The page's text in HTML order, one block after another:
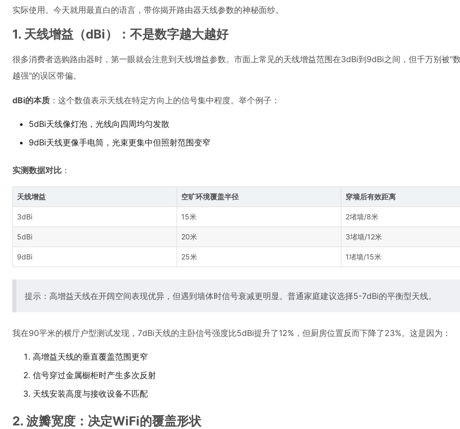
实际使用。今天就用最直白的语言，带你揭开路由器天线参数的神秘面纱。
1. 天线增益（dBi）：不是数字越大越好
很多消费者选购路由器时，第一眼就会注意到天线增益参数。市面上常见的天线增益范围在3dBi到9dBi之间，但千万别被"
越强"的误区带偏。
dBi的本质 ：这个数值表示天线在特定方向上的信号集中程度。举个例子：
5dBi天线像灯泡，光线向四周均匀发散
9dBi天线更像手电筒，光束更集中但照射范围变窄
实测数据对比 ：
天线增益 空旷环境覆盖半径 穿墙后有效距离
3dBi 15米 2堵墙/8米
5dBi 20米 3堵墙/12米
9dBi 25米 1堵墙/15米
提示：高增益天线在开阔空间表现优异，但遇到墙体时信号衰减更明显。普通家庭建议选择5-7dBi的平衡型天线。
我在90平米的横厅户型测试发现，7dBi天线的主卧信号强度比5dBi提升了12%，但厨房位置反而下降了23%。这是因为：
高增益天线的垂直覆盖范围更窄
信号穿过金属橱柜时产生多次反射
天线安装高度与接收设备不匹配
2. 波瓣宽度：决定WiFi的覆盖形状